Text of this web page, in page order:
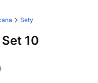
Sety
10